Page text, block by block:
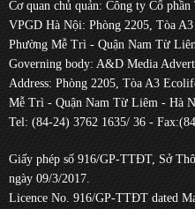
Cơ quan chủ quản: Công ty Cổ
VPGD Hà Nội: Phòng 2205, Tòa
Phường Mễ Trì - Quận Nam Từ
Governing body: A&D Media
Address: Phòng 2205, Tòa A3
Mễ Trì - Quận Nam Từ Liêm - Hà
Tel: (84-24) 3762 1635/ 36 -
Giấy phép số 916/GP-TTĐT, Sở
ngày 09/3/2017.
Licence No. 916/GP-TTĐT dated